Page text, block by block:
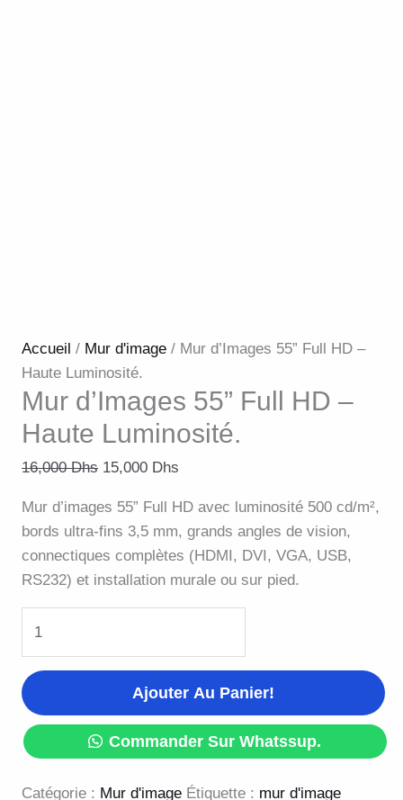
Accueil / Mur d'image / Mur d’Images 55” Full HD –
Haute Luminosité.
Mur d’Images 55” Full HD –
Haute Luminosité.
16,000Dhs 15,000 Dhs
Mur d’images 55” Full HD avec luminosité 500 cd/m²,
bords ultra-fins 3,5 mm, grands angles de vision,
connectiques complètes (HDMI, DVI, VGA, USB,
RS232) et installation murale ou sur pied.
Ajouter Au Panier!
Commander Sur Whatssup.
Catégorie : Mur d'image Étiquette : mur d'image